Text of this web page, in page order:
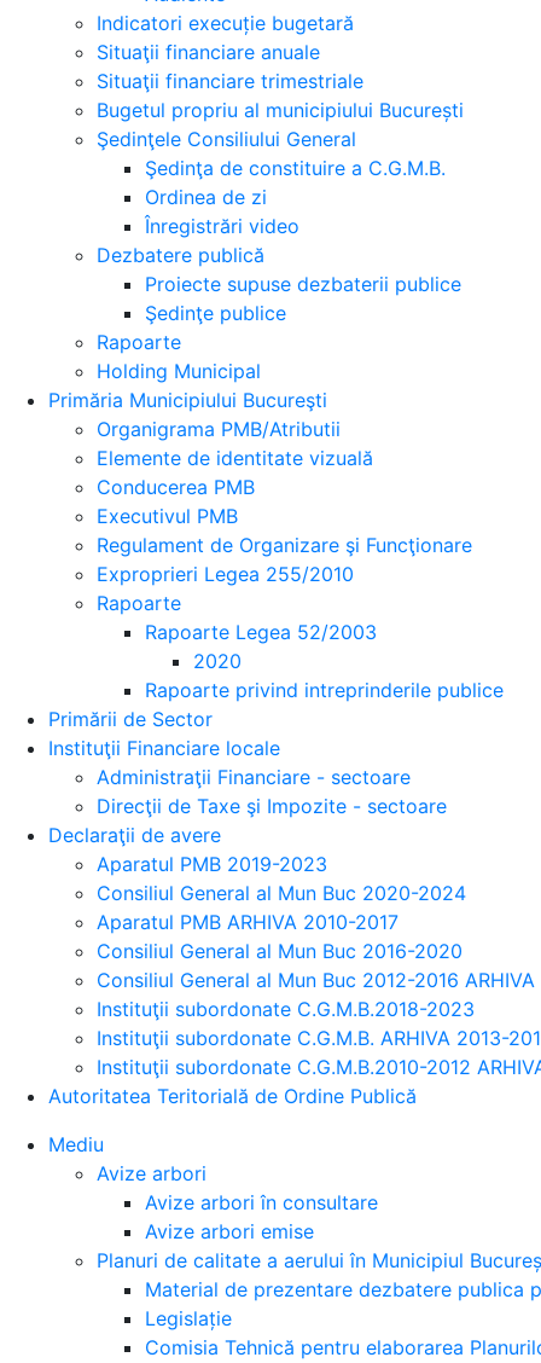
Indicatori execuție bugetară
Situaţii financiare anuale
Situaţii financiare trimestriale
Bugetul propriu al municipiului București
Şedinţele Consiliului General
Şedinţa de constituire a C.G.M.B.
Ordinea de zi
Înregistrări video
Dezbatere publică
Proiecte supuse dezbaterii publice
Şedinţe publice
Rapoarte
Holding Municipal
Primăria Municipiului Bucureşti
Organigrama PMB/Atributii
Elemente de identitate vizuală
Conducerea PMB
Executivul PMB
Regulament de Organizare şi Funcţionare
Exproprieri Legea 255/2010
Rapoarte
Rapoarte Legea 52/2003
2020
Rapoarte privind intreprinderile publice
Primării de Sector
Instituţii Financiare locale
Administraţii Financiare - sectoare
Direcţii de Taxe şi Impozite - sectoare
Declaraţii de avere
Aparatul PMB 2019-2023
Consiliul General al Mun Buc 2020-2024
Aparatul PMB ARHIVA 2010-2017
Consiliul General al Mun Buc 2016-2020
Consiliul General al Mun Buc 2012-2016 ARHIVA
Instituţii subordonate C.G.M.B.2018-2023
Instituţii subordonate C.G.M.B. ARHIVA 2013-
Instituţii subordonate C.G.M.B.2010-2012
Autoritatea Teritorială de Ordine Publică
Mediu
Avize arbori
Avize arbori în consultare
Avize arbori emise
Planuri de calitate a aerului în Municipiul
Material de prezentare dezbatere publica
Legislație
Comisia Tehnică pentru elaborarea